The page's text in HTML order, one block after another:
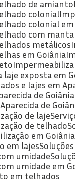
de amianto
colonial
colonial
com
metálicos
em Goiânia
exposta em
e lajes em
de Goiânia
de
de laje
de telhado
em Goiânia
em lajes
umidade
umidade em
em telhados